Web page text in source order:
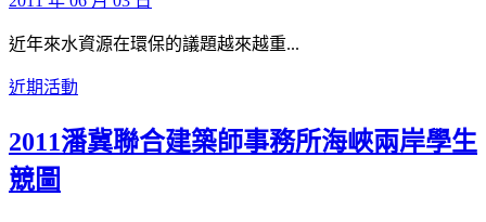
近年來水資源在環保的議題越來越重...
近期活動
2011潘冀聯合建築師事務所海峽兩岸學生
競圖